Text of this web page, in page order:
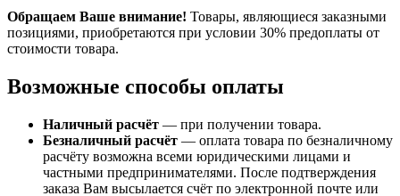
Обращаем Ваше внимание! Товары, являющиеся заказными
позициями, приобретаются при условии 30% предоплаты от
стоимости товара.
Возможные способы оплаты
Наличный расчёт — при получении товара.
Безналичный расчёт — оплата товара по безналичному
расчёту возможна всеми юридическими лицами и
частными предпринимателями. После подтверждения
заказа Вам высылается счёт по электронной почте или